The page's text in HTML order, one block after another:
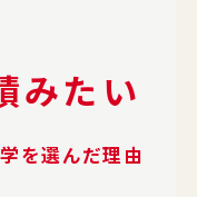
みたい
を選んだ理由